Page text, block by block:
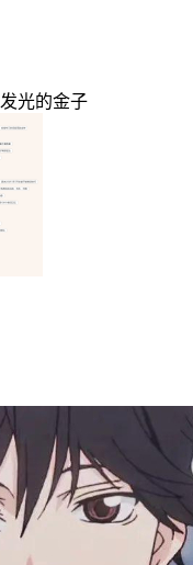
发光的金子